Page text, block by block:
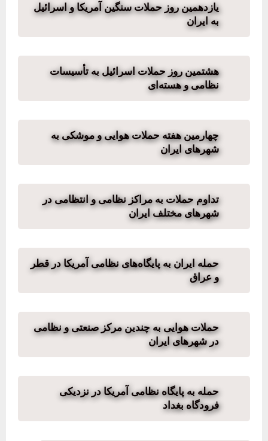
یازدهمین روز حملات سنگین آمریکا و اسرائیل
به ایران
هشتمین روز حملات اسرائیل به تأسیسات
نظامی و هسته‌ای
چهارمین هفته حملات هوایی و موشکی به
شهرهای ایران
تداوم حملات به مراکز نظامی و انتظامی در
شهرهای مختلف ایران
حمله ایران به پایگاه‌های نظامی آمریکا در قطر
و عراق
حملات هوایی به چندین مرکز صنعتی و نظامی
در شهرهای ایران
حمله به پایگاه نظامی آمریکا در نزدیکی
فرودگاه بغداد